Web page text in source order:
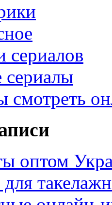
сериалов
сериалы
смотреть
оптом